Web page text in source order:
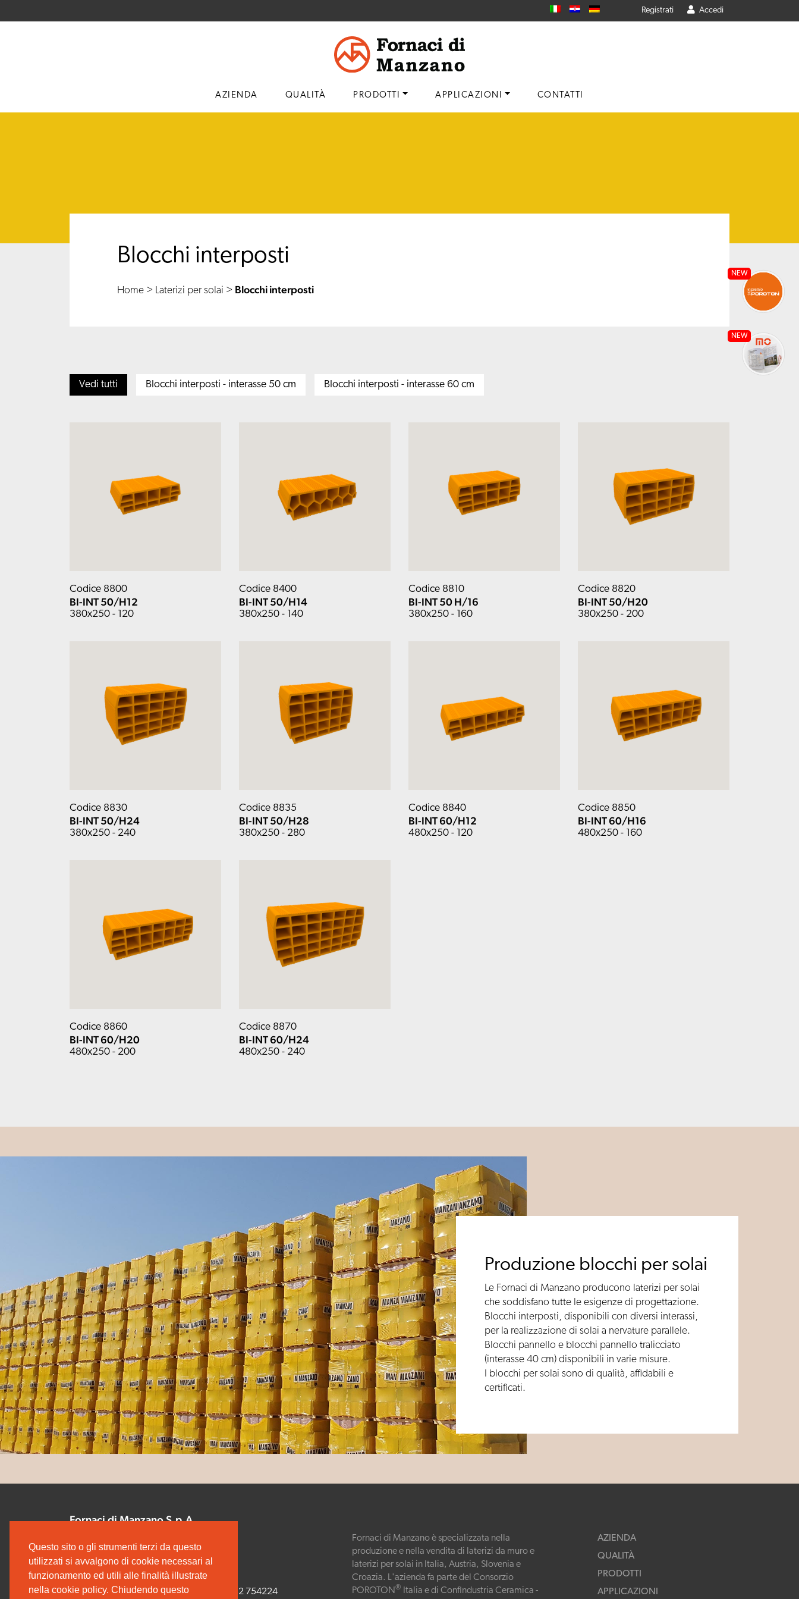
Questo sito o gli strumenti terzi da questo
utilizzati si avvalgono di cookie necessari al
funzionamento ed utili alle finalità illustrate
nella cookie policy. Chiudendo questo
Registrati Accedi
AZIENDA QUALITÀ PRODOTTI APPLICAZIONI CONTATTI
Blocchi interposti
Home > Laterizi per solai > Blocchi interposti
Vedi tutti Blocchi interposti - interasse 50 cm Blocchi interposti - interasse 60 cm
Codice 8800
BI-INT 50/H12
380x250 - 120
Codice 8400
BI-INT 50/H14
380x250 - 140
Codice 8810
BI-INT 50 H/16
380x250 - 160
Codice 8820
BI-INT 50/H20
380x250 - 200
Codice 8830
BI-INT 50/H24
380x250 - 240
Codice 8835
BI-INT 50/H28
380x250 - 280
Codice 8840
BI-INT 60/H12
480x250 - 120
Codice 8850
BI-INT 60/H16
480x250 - 160
Codice 8860
BI-INT 60/H20
480x250 - 200
Codice 8870
BI-INT 60/H24
480x250 - 240
Produzione blocchi per solai
Le Fornaci di Manzano producono laterizi per solai
che soddisfano tutte le esigenze di progettazione.
Blocchi interposti, disponibili con diversi interassi,
per la realizzazione di solai a nervature parallele.
Blocchi pannello e blocchi pannello tralicciato
(interasse 40 cm) disponibili in varie misure.
I blocchi per solai sono di qualità, affidabili e
certificati.
Fornaci di Manzano S.p.A.
33044 MANZANO (UD)
C.F. e P.IVA 00165000308
Tel. +39 0432 754732 - Fax +39 0432 754224
Fornaci di Manzano è specializzata nella
produzione e nella vendita di laterizi da muro e
laterizi per solai in Italia, Austria, Slovenia e
Croazia. L'azienda fa parte del Consorzio
POROTON® Italia e di Confindustria Ceramica -
AZIENDA
QUALITÀ
PRODOTTI
APPLICAZIONI
NEW
NEW